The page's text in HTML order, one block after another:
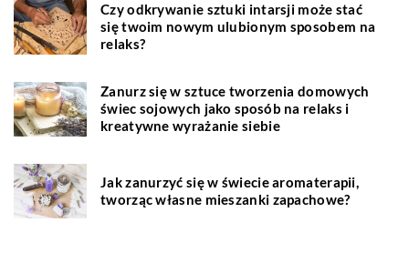
Czy odkrywanie sztuki intarsji może stać
się twoim nowym ulubionym sposobem na
relaks?
Zanurz się w sztuce tworzenia domowych
świec sojowych jako sposób na relaks i
kreatywne wyrażanie siebie
Jak zanurzyć się w świecie aromaterapii,
tworząc własne mieszanki zapachowe?